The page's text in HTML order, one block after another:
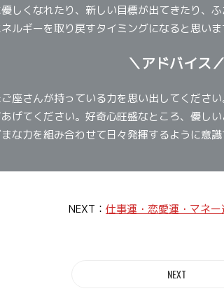
しくなれたり、新しい目標が出てきたり、
ルギーを取り戻すタイミングになると思いま
＼アドバイス／
座さんが持っている力を思い出してくださ
あげてください。好奇心旺盛なところ、優し
な力を組み合わせて日々発揮するように意識
NEXT： 仕事運・恋愛運・マネ